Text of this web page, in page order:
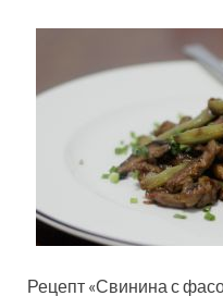
Рецепт «Свинина с